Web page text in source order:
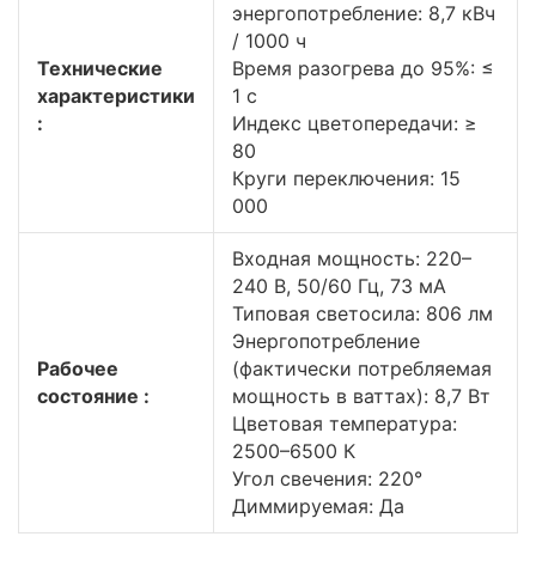
Технические
характеристики
:
энергопотребление: 8,7 кВч
/ 1000 ч
Время разогрева до 95%: ≤
1 c
Индекс цветопередачи: ≥
80
Круги переключения: 15
000
Рабочее
состояние :
Входная мощность: 220–
240 В, 50/60 Гц, 73 мА
Типовая светосила: 806 лм
Энергопотребление
(фактически потребляемая
мощность в ваттах): 8,7 Вт
Цветовая температура:
2500–6500 К
Угол свечения: 220°
Диммируемая: Да